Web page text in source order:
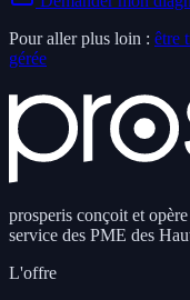
Pour aller plus loin : être
gérée
prosperis conçoit et
service des PME des
L'offre